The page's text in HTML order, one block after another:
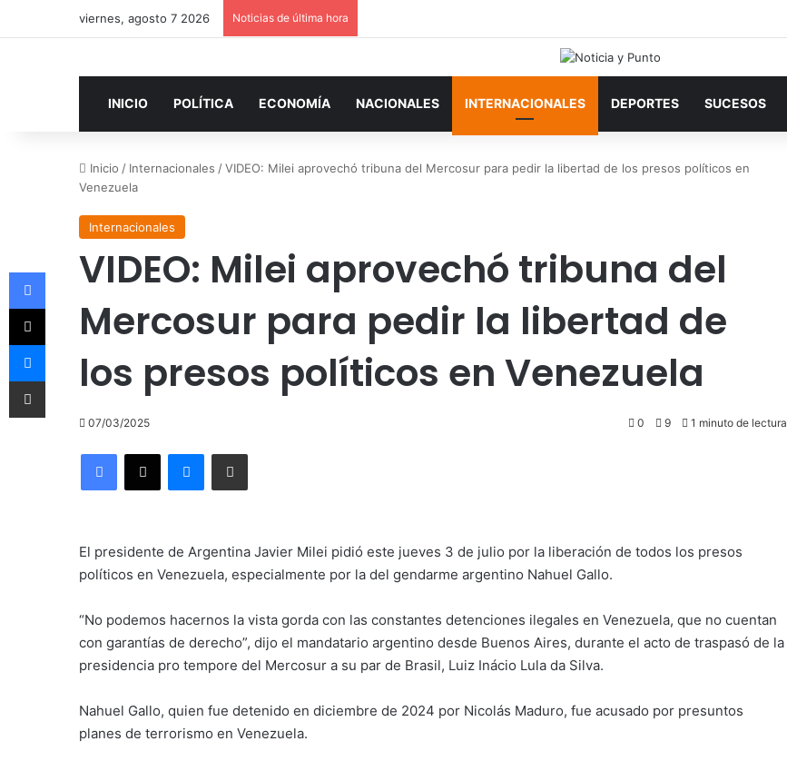
viernes, agosto 7 2026 Noticias de última hora
INICIO POLÍTICA ECONOMÍA NACIONALES INTERNACIONALES DEPORTES SUCESOS
Inicio / Internacionales /VIDEO: Milei aprovechó tribuna del Mercosur para pedir la libertad de los presos políticos en
Venezuela
Internacionales
VIDEO: Milei aprovechó tribuna del
Mercosur para pedir la libertad de
los presos políticos en Venezuela
07/03/2025 0 9 1 minuto de lectura
Facebook
X MessengerCompartir por correo electrónico
El presidente de Argentina Javier Milei pidió este jueves 3 de julio por la liberación de todos los presos
políticos en Venezuela, especialmente por la del gendarme argentino Nahuel Gallo.
“No podemos hacernos la vista gorda con las constantes detenciones ilegales en Venezuela, que no cuentan
con garantías de derecho”, dijo el mandatario argentino desde Buenos Aires, durante el acto de traspasó de la
presidencia pro tempore del Mercosur a su par de Brasil, Luiz Inácio Lula da Silva.
Nahuel Gallo, quien fue detenido en diciembre de 2024 por Nicolás Maduro, fue acusado por presuntos
planes de terrorismo en Venezuela.
Facebook
X
Messenger
Compartir por correo electrónico